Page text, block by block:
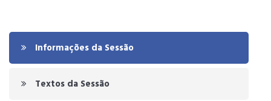
Informações da Sessão
Textos da Sessão